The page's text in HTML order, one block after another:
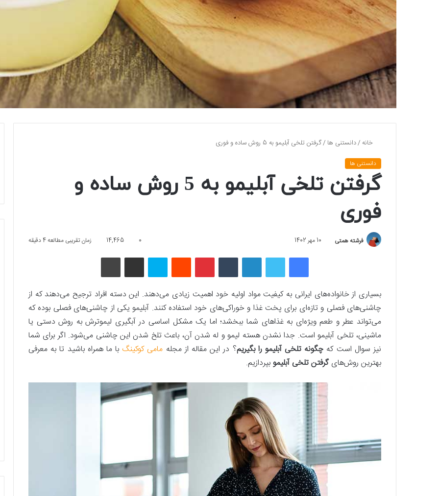
خانه /دانستنی ها /گرفتن تلخی آبلیمو به 5 روش ساده و فوری
دانستنی ها
گرفتن تلخی آبلیمو به 5 روش ساده و
فوری
فرشته همتی 10 مهر 1402 0
14,465 زمان تقریبی مطالعه 4 دقیقه
فیسبوک لینکداین پینتریست اسکایپ
بسیاری از خانواده‌های ایرانی به کیفیت مواد اولیه خود اهمیت زیادی می‌دهند. این دسته افراد ترجیح می‌دهند که از
چاشنی‌های فصلی و تازه‌ای برای پخت غذا و خوراکی‌های خود استفاده کنند. آبلیمو یکی از چاشنی‌های فصلی بوده که
می‌تواند عطر و طعم ویژه‌ای به غذاهای شما ببخشد؛ اما یک مشکل اساسی در آبگیری لیموترش به روش دستی یا
ماشینی، تلخی آبلیمو است. جدا نشدن هسته لیمو و له شدن آن، باعث تلخ شدن این چاشنی می‌شود. اگر برای شما
نیز سوال است که چگونه تلخی آبلیمو را بگیریم؟ در این مقاله از مجله مامی کوکینگبا ما همراه باشید تا به معرفی
بهترین روش‌هایگرفتن تلخی آبلیموبپردازیم.